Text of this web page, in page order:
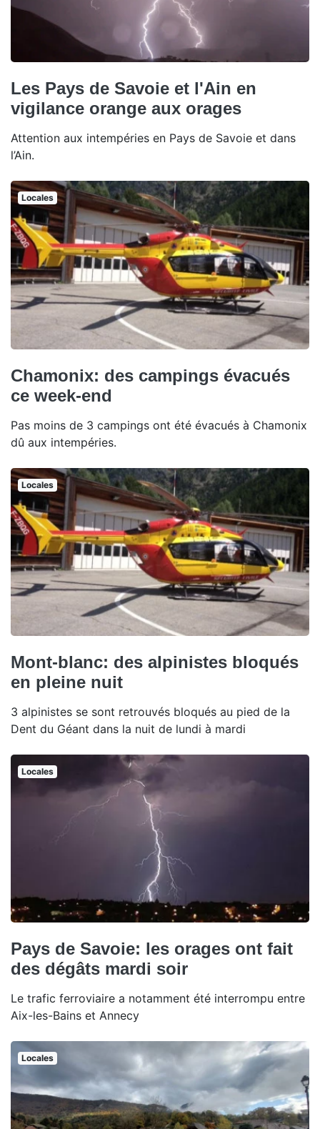
Les Pays de Savoie et l'Ain en
vigilance orange aux orages
Attention aux intempéries en Pays de Savoie et dans
l’Ain.
Locales
Chamonix: des campings évacués
ce week-end
Pas moins de 3 campings ont été évacués à Chamonix
dû aux intempéries.
Locales
Mont-blanc: des alpinistes bloqués
en pleine nuit
3 alpinistes se sont retrouvés bloqués au pied de la
Dent du Géant dans la nuit de lundi à mardi
Locales
Pays de Savoie: les orages ont fait
des dégâts mardi soir
Le trafic ferroviaire a notamment été interrompu entre
Aix-les-Bains et Annecy
Locales